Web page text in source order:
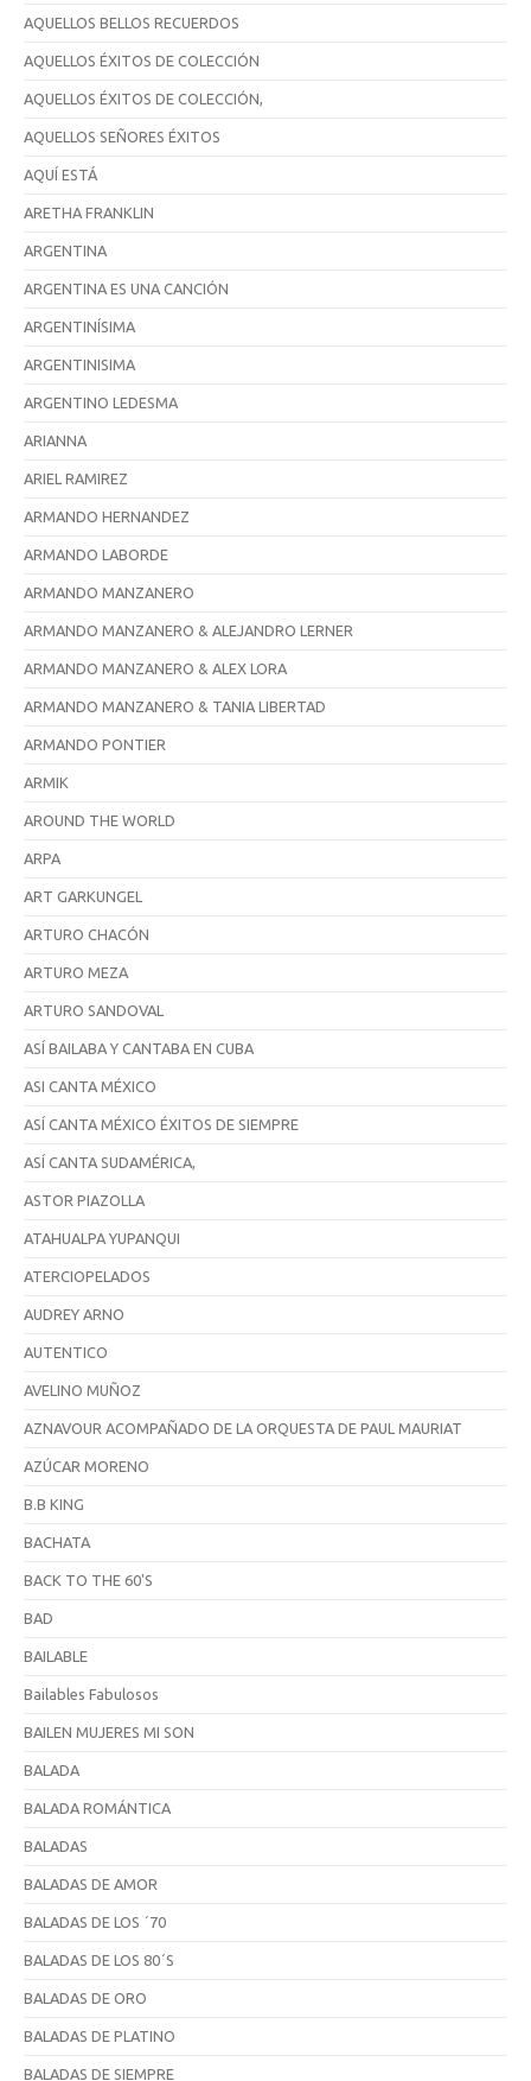
AQUELLOS BELLOS RECUERDOS
AQUELLOS ÉXITOS DE COLECCIÓN
AQUELLOS ÉXITOS DE COLECCIÓN,
AQUELLOS SEÑORES ÉXITOS
AQUÍ ESTÁ
ARETHA FRANKLIN
ARGENTINA
ARGENTINA ES UNA CANCIÓN
ARGENTINÍSIMA
ARGENTINISIMA
ARGENTINO LEDESMA
ARIANNA
ARIEL RAMIREZ
ARMANDO HERNANDEZ
ARMANDO LABORDE
ARMANDO MANZANERO
ARMANDO MANZANERO & ALEJANDRO LERNER
ARMANDO MANZANERO & ALEX LORA
ARMANDO MANZANERO & TANIA LIBERTAD
ARMANDO PONTIER
ARMIK
AROUND THE WORLD
ARPA
ART GARKUNGEL
ARTURO CHACÓN
ARTURO MEZA
ARTURO SANDOVAL
ASÍ BAILABA Y CANTABA EN CUBA
ASI CANTA MÉXICO
ASÍ CANTA MÉXICO ÉXITOS DE SIEMPRE
ASÍ CANTA SUDAMÉRICA,
ASTOR PIAZOLLA
ATAHUALPA YUPANQUI
ATERCIOPELADOS
AUDREY ARNO
AUTENTICO
AVELINO MUÑOZ
AZNAVOUR ACOMPAÑADO DE LA ORQUESTA DE PAUL MAURIAT
AZÚCAR MORENO
B.B KING
BACHATA
BACK TO THE 60'S
BAD
BAILABLE
Bailables Fabulosos
BAILEN MUJERES MI SON
BALADA
BALADA ROMÁNTICA
BALADAS
BALADAS DE AMOR
BALADAS DE LOS ´70
BALADAS DE LOS 80´S
BALADAS DE ORO
BALADAS DE PLATINO
BALADAS DE SIEMPRE